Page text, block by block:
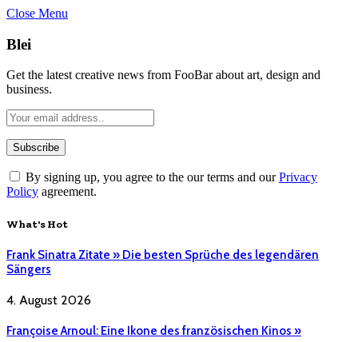
Close Menu
Blei
Get the latest creative news from FooBar about art, design and
business.
By signing up, you agree to the our terms and ourPrivacy
Policy agreement.
What's Hot
Frank Sinatra Zitate » Die besten Sprüche des legendären
Sängers
4. August 2026
Françoise Arnoul: Eine Ikone des französischen Kinos »